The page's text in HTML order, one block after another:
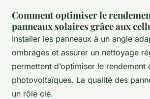
Comment optimiser le
panneaux solaires grâce aux
Installer les panneaux à un angle
ombrages et assurer un nettoyage
permettent d’optimiser le rendement
photovoltaïques. La qualité des
un rôle clé.